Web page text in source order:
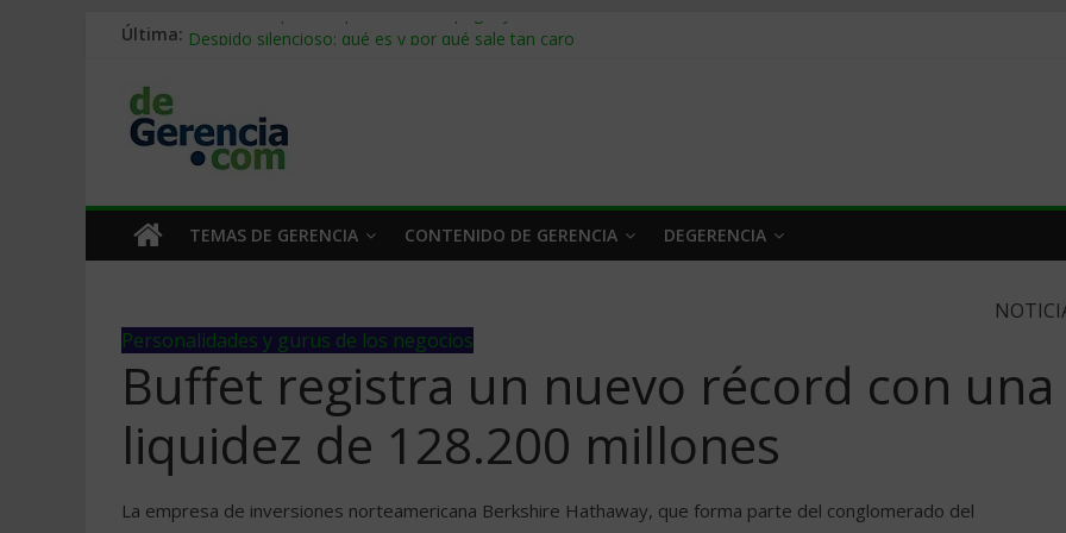
Última: Stablecoins para empresas: cómo pagar y cobrar en 2026
Trabajo forzoso en la cadena de suministro: qué hacer
Mercado hispano de EE. UU.: cómo segmentarlo y venderle
TEMAS DE GERENCIA CONTENIDO DE GERENCIA DEGERENCIA
Personalidades y gurus de los negocios
Buffet registra un nuevo récord con una
liquidez de 128.200 millones
La empresa de inversiones norteamericana Berkshire Hathaway, que forma parte del conglomerado del